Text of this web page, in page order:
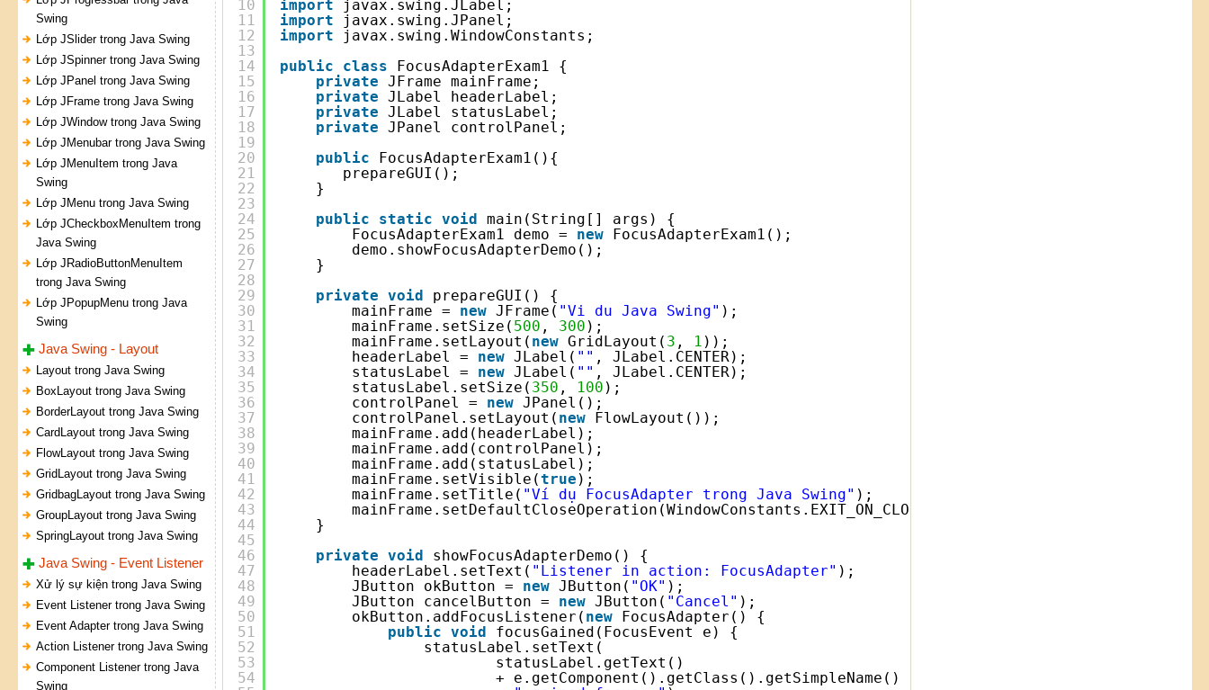
Swing
Lớp JSlider trong Java Swing
Lớp JSpinner trong Java Swing
Lớp JPanel trong Java Swing
Lớp JFrame trong Java Swing
Lớp JWindow trong Java Swing
Lớp JMenubar trong Java Swing
Lớp JMenuItem trong Java
Swing
Lớp JMenu trong Java Swing
Lớp JCheckboxMenuItem trong
Java Swing
Lớp JRadioButtonMenuItem
trong Java Swing
Lớp JPopupMenu trong Java
Swing
Java Swing - Layout
Layout trong Java Swing
BoxLayout trong Java Swing
BorderLayout trong Java Swing
CardLayout trong Java Swing
FlowLayout trong Java Swing
GridLayout trong Java Swing
GridbagLayout trong Java Swing
GroupLayout trong Java Swing
SpringLayout trong Java Swing
Java Swing - Event Listener
Xử lý sự kiện trong Java Swing
Event Listener trong Java Swing
Event Adapter trong Java Swing
Action Listener trong Java Swing
Component Listener trong Java
Swing
10
11
12
13
14
15
16
17
18
19
20
21
22
23
24
25
26
27
28
29
30
31
32
33
34
35
36
37
38
39
40
41
42
43
44
45
46
47
48
49
50
51
52
53
54
import
javax.swing.JLabel;
import
javax.swing.JPanel;
import
javax.swing.WindowConstants;
public
class
FocusAdapterExam1 {
private JFrame mainFrame;
private JLabel headerLabel;
private JLabel statusLabel;
private JPanel controlPanel;
public
FocusAdapterExam1(){
prepareGUI();
}
public
static void main(String[] args) {
FocusAdapterExam1 demo = new
FocusAdapterExam1();
demo.showFocusAdapterDemo();
}
private void
prepareGUI() {
mainFrame = new JFrame( "Vi du Java Swing" );
mainFrame.setSize( 500 , 300 );
mainFrame.setLayout( new GridLayout( 3 , 1 ));
headerLabel = new JLabel( "" , JLabel.CENTER);
statusLabel = new JLabel( "" , JLabel.CENTER);
statusLabel.setSize( 350 , 100 );
controlPanel = new JPanel();
controlPanel.setLayout( new
FlowLayout());
mainFrame.add(headerLabel);
mainFrame.add(controlPanel);
mainFrame.add(statusLabel);
mainFrame.setVisible(true );
mainFrame.setTitle( "Ví dụ FocusAdapter trong Java Swing" );
mainFrame.setDefaultCloseOperation(WindowConstants.EXIT_ON_CLOSE);
}
private void
showFocusAdapterDemo() {
headerLabel.setText( "Listener in action: FocusAdapter" );
JButton okButton = new JButton( "OK" );
JButton cancelButton = new JButton( "Cancel" );
okButton.addFocusListener( new
FocusAdapter() {
public void
focusGained(FocusEvent e) {
statusLabel.setText(
statusLabel.getText()
+ e.getComponent().getClass().getSimpleName()